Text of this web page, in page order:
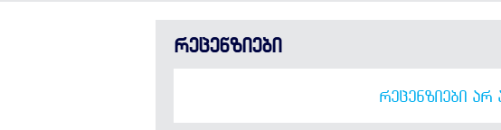
რეცენზიები
ᲠᲔᲪᲔᲜᲖᲘᲔᲑᲘ ᲐᲠ